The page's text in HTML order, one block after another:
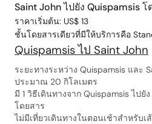
Saint John ไปยัง Quispamsis
ราคาเริ่มต้น: US$ 13
ชั้นโดยสารเดียวที่มีให้บริการคือ
Quispamsis ไป Saint John
ระยะทางระหว่าง Quispamsis และ
ประมาณ 20 กิโลเมตร
มี 1 วิธีเดินทางจาก Quispamsis ไปยั
โดยสาร
ไม่มีเที่ยวเดินทางในตอนเช้าสำหรับเ